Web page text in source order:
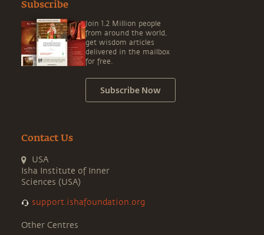
Subscribe
Join 1.2 Million people
from around the world,
get wisdom articles
delivered in the mailbox
for free.
Subscribe Now
Contact Us
USA
Isha Institute of Inner
Sciences (USA)
support.ishafoundation.org
Other Centres